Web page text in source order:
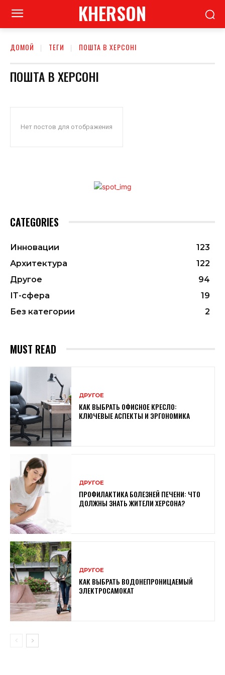
KHERSON
ДОМОЙ ТЕГИ ПОШТА В ХЕРСОНІ
ПОШТА В ХЕРСОНІ
Нет постов для отображения
CATEGORIES
Инновации
123
Архитектура
122
Другое
94
ІТ-сфера
19
Без категории
2
MUST READ
ДРУГОЕ
КАК ВЫБРАТЬ ОФИСНОЕ КРЕСЛО:
КЛЮЧЕВЫЕ АСПЕКТЫ И ЭРГОНОМИКА
ДРУГОЕ
ПРОФИЛАКТИКА БОЛЕЗНЕЙ ПЕЧЕНИ: ЧТО
ДОЛЖНЫ ЗНАТЬ ЖИТЕЛИ ХЕРСОНА?
ДРУГОЕ
КАК ВЫБРАТЬ ВОДОНЕПРОНИЦАЕМЫЙ
ЭЛЕКТРОСАМОКАТ